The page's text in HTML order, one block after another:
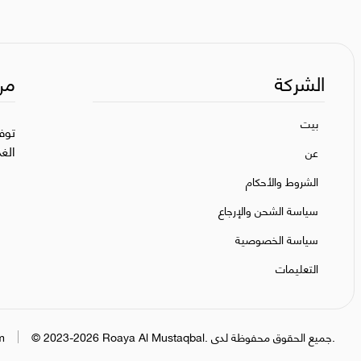
الشركة
بيت
عن
الشروط والأحكام
سياسة الشحن والإرجاع
سياسة الخصوصية
التعليمات
©2023-2026 Roaya Al Mustaqbal. جميع الحقوق محفوظة لدى.